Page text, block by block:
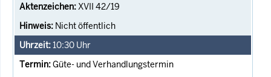
XVII 42/19
Nicht öffentlich
10:30 Uhr
Güte- und Verhandlungstermin